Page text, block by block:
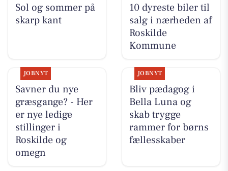
Sol og sommer på
skarp kant
10 dyreste biler til
salg i nærheden af
Roskilde
Kommune
JOBNYT
Savner du nye
græsgange? - Her
er nye ledige
stillinger i
Roskilde og
omegn
JOBNYT
Bliv pædagog i
Bella Luna og
skab trygge
rammer for børns
fællesskaber